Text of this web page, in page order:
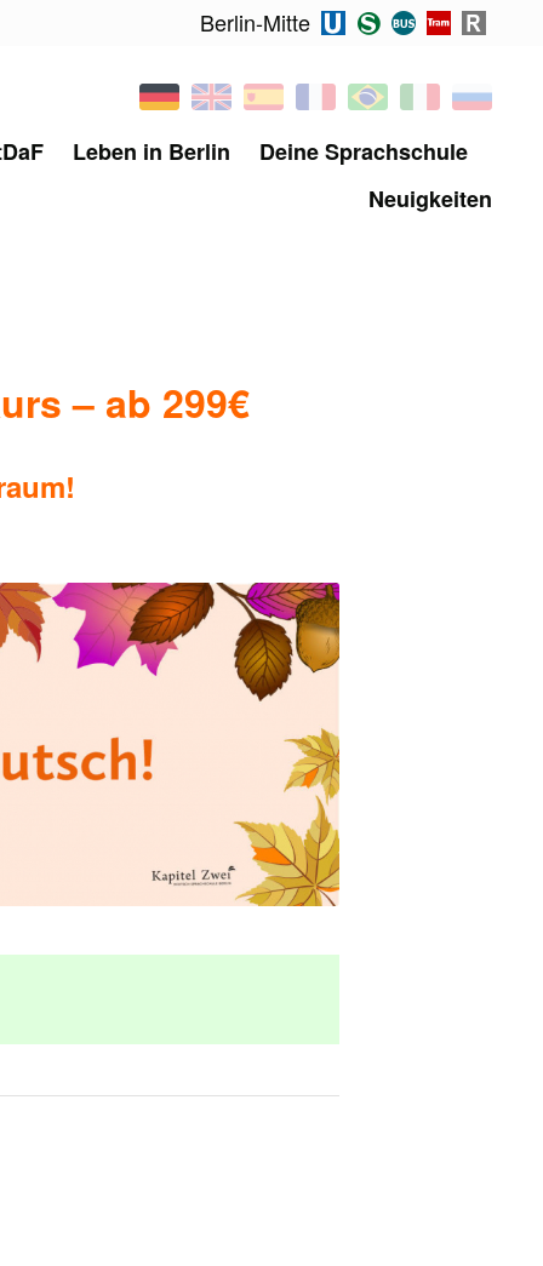
Berlin-Mitte
Leben in Berlin
Deine Sprachschule
Neuigkeiten
– ab 299€